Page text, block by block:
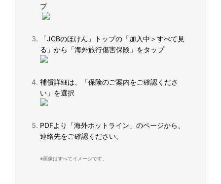
プ
「JCBのほけん」トップの「加入中＞すべて見
る」から「海外旅行傷害保険」をタップ
補償詳細は、「保険のご案内をご確認くださ
い」を選択
PDFより「海外ホットライン」のページから、
連絡先をご確認ください。
※画像はすべてイメージです。